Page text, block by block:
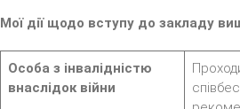
Мої дії щодо вступу до закладу
Особа з інвалідністю
внаслідок війни